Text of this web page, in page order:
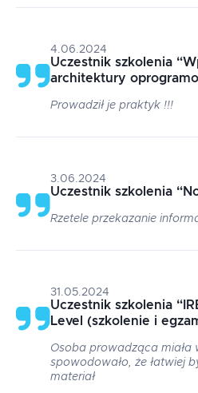
4.06.2024
Uczestnik szkolenia “
architektury
Prowadził je praktyk !!!
3.06.2024
Uczestnik szkolenia “
Rzetele przekazanie
31.05.2024
Uczestnik szkolenia “
Level (szkolenie i
Osoba prowadząca miała
spowodowało, że łatwiej
materiał